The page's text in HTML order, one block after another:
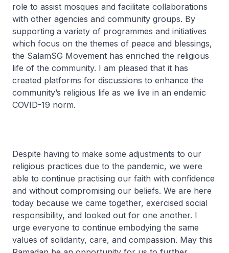
role to assist mosques and facilitate collaborations
with other agencies and community groups. By
supporting a variety of programmes and initiatives
which focus on the themes of peace and blessings,
the SalamSG Movement has enriched the religious
life of the community. I am pleased that it has
created platforms for discussions to enhance the
community’s religious life as we live in an endemic
COVID-19 norm.
Despite having to make some adjustments to our
religious practices due to the pandemic, we were
able to continue practising our faith with confidence
and without compromising our beliefs. We are here
today because we came together, exercised social
responsibility, and looked out for one another. I
urge everyone to continue embodying the same
values of solidarity, care, and compassion. May this